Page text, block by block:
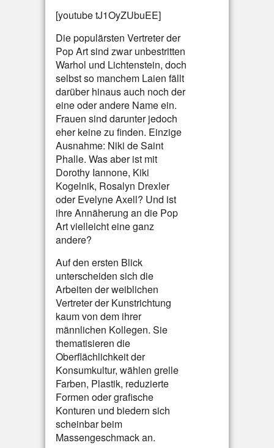
[youtube tJ1OyZUbuEE]
Die populärsten Vertreter der
Pop Art sind zwar unbestritten
Warhol und Lichtenstein, doch
selbst so manchem Laien fällt
darüber hinaus auch noch der
eine oder andere Name ein.
Frauen sind darunter jedoch
eher keine zu finden. Einzige
Ausnahme: Niki de Saint
Phalle. Was aber ist mit
Dorothy Iannone, Kiki
Kogelnik, Rosalyn Drexler
oder Evelyne Axell? Und ist
ihre Annäherung an die Pop
Art vielleicht eine ganz
andere?
Auf den ersten Blick
unterscheiden sich die
Arbeiten der weiblichen
Vertreter der Kunstrichtung
kaum von dem ihrer
männlichen Kollegen. Sie
thematisieren die
Oberflächlichkeit der
Konsumkultur, wählen grelle
Farben, Plastik, reduzierte
Formen oder grafische
Konturen und biedern sich
scheinbar beim
Massengeschmack an.